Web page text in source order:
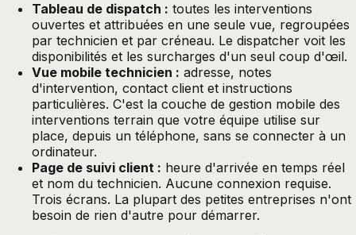
Tableau de dispatch : toutes les interventions
ouvertes et attribuées en une seule vue, regroupées
par technicien et par créneau. Le dispatcher voit les
disponibilités et les surcharges d'un seul coup d'œil.
Vue mobile technicien : adresse, notes
d'intervention, contact client et instructions
particulières. C'est la couche de gestion mobile des
interventions terrain que votre équipe utilise sur
place, depuis un téléphone, sans se connecter à un
ordinateur.
Page de suivi client : heure d'arrivée en temps réel
et nom du technicien. Aucune connexion requise.
Trois écrans. La plupart des petites entreprises n'ont
besoin de rien d'autre pour démarrer.